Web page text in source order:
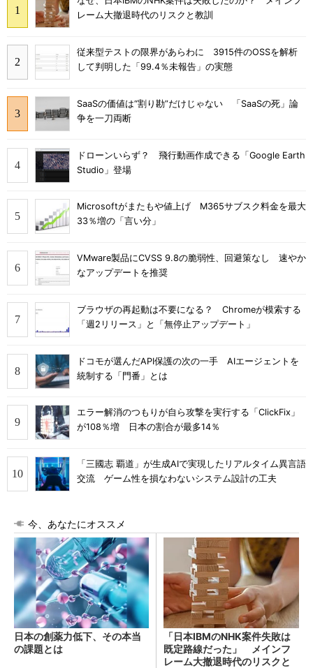
レーム大撤退時代のリスクと教訓
従来型テストの限界があらわに 3915件のOSSを解析
して判明した「99.4％未報告」の実態
SaaSの価値は“割り勘”だけじゃない 「SaaSの死」論
争を一刀両断
ドローンいらず？ 飛行動画作成できる「Google Earth
Studio」登場
Microsoftがまたもや値上げ M365サブスク料金を最大
33％増の「言い分」
VMware製品にCVSS 9.8の脆弱性、回避策なし 速やか
なアップデートを推奨
ブラウザの再起動は不要になる？ Chromeが模索する
「週2リリース」と「無停止アップデート」
ドコモが選んだAPI保護の次の一手 AIエージェントを
統制する「門番」とは
エラー解消のつもりが自ら攻撃を実行する「ClickFix」
が108％増 日本の割合が最多14％
「三國志 覇道」が生成AIで実現したリアルタイム異言語
交流 ゲーム性を損なわないシステム設計の工夫
今、あなたにオススメ
日本の創薬力低下、その本当
の課題とは
「日本IBMのNHK案件失敗は
既定路線だった」 メインフ
レーム大撤退時代のリスクと